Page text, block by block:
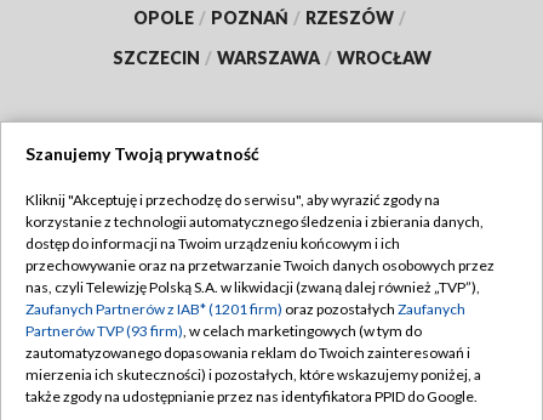
OPOLE / POZNAŃ / RZESZÓW /
SZCZECIN / WARSZAWA / WROCŁAW
TVP
Abonament TVP
Emisja w TVP
Centrum informacji TVP
Naziemna Telewizja Cyfrowa
Regulamin TVP
Polityka prywatności
Moje zgody
Pomoc
Szanujemy Twoją prywatność
Kliknij "Akceptuję i przechodzę do serwisu", aby wyrazić zgody na
korzystanie z technologii automatycznego śledzenia i zbierania danych,
dostęp do informacji na Twoim urządzeniu końcowym i ich
przechowywanie oraz na przetwarzanie Twoich danych osobowych przez
nas, czyli Telewizję Polską S.A. w likwidacji (zwaną dalej również „TVP”),
Zaufanych Partnerów z IAB* (1201 firm) oraz pozostałych Zaufanych
Partnerów TVP (93 firm), w celach marketingowych (w tym do
zautomatyzowanego dopasowania reklam do Twoich zainteresowań i
mierzenia ich skuteczności) i pozostałych, które wskazujemy poniżej, a
także zgody na udostępnianie przez nas identyfikatora PPID do Google.